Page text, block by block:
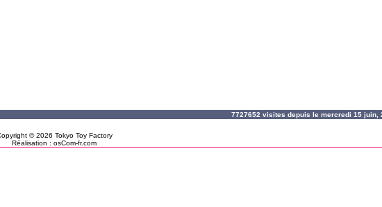
7727652 visites depuis le mercredi 15
© 2026 Tokyo Toy Factory
Réalisation : osCom-fr.com